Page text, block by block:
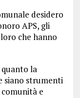
desidero
APS, gli
che hanno
la
siano strumenti
e